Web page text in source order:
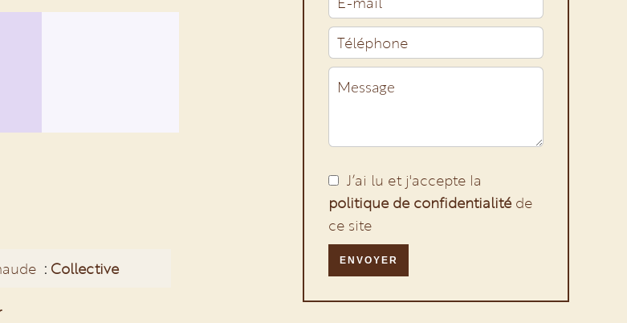
Collective
J’ai lu et j'accepte la
politique de confidentialitéde
ce site
ENVOYER